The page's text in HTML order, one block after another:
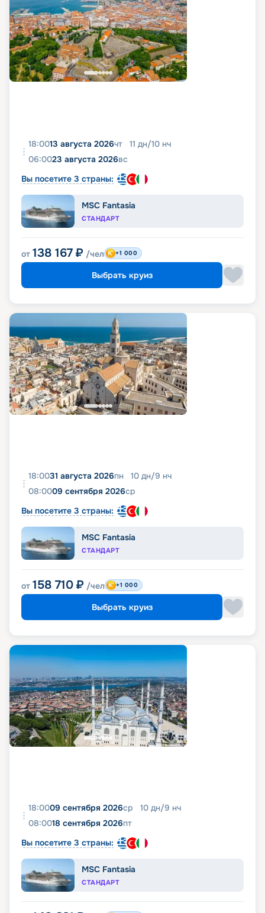
18:0013 августа 2026чт 11 дн/10 нч
06:0023 августа 2026вс
Вы посетите 3 страны:
MSC Fantasia
СТАНДАРТ
от 138 167 ₽ /чел +1 000
Выбрать круиз
18:0031 августа 2026пн 10 дн/9 нч
08:0009 сентября 2026ср
Вы посетите 3 страны:
MSC Fantasia
СТАНДАРТ
от 158 710 ₽ /чел +1 000
Выбрать круиз
18:0009 сентября 2026ср 10 дн/9 нч
08:0018 сентября 2026пт
Вы посетите 3 страны:
MSC Fantasia
СТАНДАРТ